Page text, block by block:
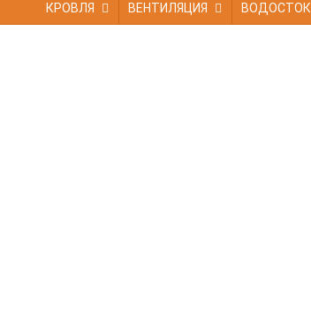
КРОВЛЯ ВЕНТИЛЯЦИЯ ВОДОСТОК